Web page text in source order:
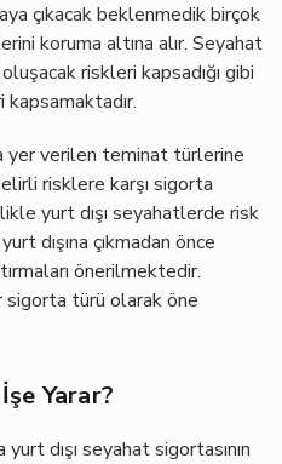
çıkacak beklenmedik birçok
koruma altına alır. Seyahat
riskleri kapsadığı gibi
kapsamaktadır.
yer verilen teminat türlerine
risklere karşı sigorta
yurt dışı seyahatlerde risk
dışına çıkmadan önce
önerilmektedir.
sigorta türü olarak öne
Yarar?
yurt dışı seyahat sigortasının